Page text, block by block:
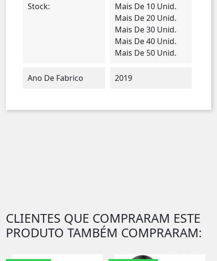
Stock:
Mais De 10 Unid.
Mais De 20 Unid.
Mais De 30 Unid.
Mais De 40 Unid.
Mais De 50 Unid.
Ano De Fabrico 2019
CLIENTES QUE COMPRARAM ESTE
PRODUTO TAMBÉM COMPRARAM: